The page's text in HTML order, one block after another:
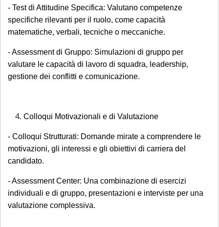
- Test di Attitudine Specifica: Valutano competenze
specifiche rilevanti per il ruolo, come capacità
matematiche, verbali, tecniche o meccaniche.
- Assessment di Gruppo: Simulazioni di gruppo per
valutare le capacità di lavoro di squadra, leadership,
gestione dei conflitti e comunicazione.
Colloqui Motivazionali e di Valutazione
- Colloqui Strutturati: Domande mirate a comprendere le
motivazioni, gli interessi e gli obiettivi di carriera del
candidato.
- Assessment Center: Una combinazione di esercizi
individuali e di gruppo, presentazioni e interviste per una
valutazione complessiva.